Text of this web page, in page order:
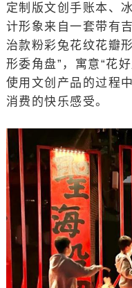
定制版文创手账本、
计形象来自一套带有
治款粉彩兔花纹花瓣
形委角盘”，寓意“花
使用文创产品的过程
消费的快乐感受。